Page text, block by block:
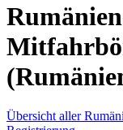
Übersicht aller